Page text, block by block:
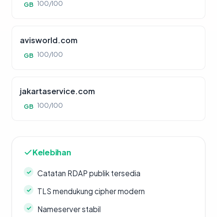
GB 100/100
avisworld.com
GB 100/100
jakartaservice.com
GB 100/100
Kelebihan
Catatan RDAP publik tersedia
TLS mendukung cipher modern
Nameserver stabil